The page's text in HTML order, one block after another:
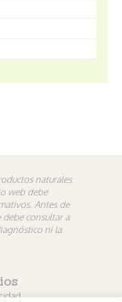
naturales
web debe
Antes de
debe consultar a
ni la